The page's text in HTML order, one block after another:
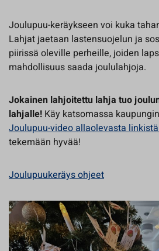
Joulupuu-keräykseen voi kuka
Lahjat jaetaan lastensuojelun ja
piirissä oleville perheille, joiden
mahdollisuus saada joululahjoja.
Jokainen lahjoitettu lahja tuo
lahjalle! Käy katsomassa
Joulupuu-video allaolevasta
tekemään hyvää!
Joulupuukeräys ohjeet